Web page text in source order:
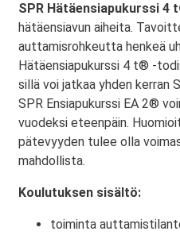
SPR Hätäensiapukurssi 4
hätäensiavun aiheita.
auttamisrohkeutta henkeä
Hätäensiapukurssi 4 t® -
sillä voi jatkaa yhden kerran
SPR Ensiapukurssi EA 2®
vuodeksi eteenpäin.
pätevyyden tulee olla
mahdollista.
Koulutuksen sisältö:
toiminta